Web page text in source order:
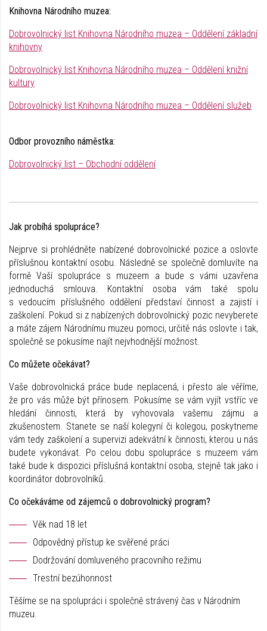
Knihovna Národního muzea:
Dobrovolnický list Knihovna Národního muzea – Oddělení základní
knihovny
Dobrovolnický list Knihovna Národního muzea – Oddělení knižní
kultury
Dobrovolnický list Knihovna Národního muzea – Oddělení služeb
Odbor provozního náměstka:
Dobrovolnický list – Obchodní oddělení
Jak probíhá spolupráce?
Nejprve si prohlédněte nabízené dobrovolnické pozice a oslovte
příslušnou kontaktní osobu. Následně se společně domluvíte na
formě Vaší spolupráce s muzeem a bude s vámi uzavřena
jednoduchá smlouva. Kontaktní osoba vám také spolu
s vedoucím příslušného oddělení představí činnost a zajistí i
zaškolení. Pokud si z nabízených dobrovolnický pozic nevyberete
a máte zájem Národnímu muzeu pomoci, určitě nás oslovte i tak,
společně se pokusíme najít nejvhodnější možnost.
Co můžete očekávat?
Vaše dobrovolnická práce bude neplacená, i přesto ale věříme,
že pro vás může být přínosem. Pokusíme se vám vyjít vstříc ve
hledání činnosti, která by vyhovovala vašemu zájmu a
zkušenostem. Stanete se naší kolegyní či kolegou, poskytneme
vám tedy zaškolení a supervizi adekvátní k činnosti, kterou u nás
budete vykonávat. Po celou dobu spolupráce s muzeem vám
také bude k dispozici příslušná kontaktní osoba, stejně tak jako i
koordinátor dobrovolníků.
Co očekáváme od zájemců o dobrovolnický program?
Věk nad 18 let
Odpovědný přístup ke svěřené práci
Dodržování domluveného pracovního režimu
Trestní bezúhonnost
Těšíme se na spolupráci i společně strávený čas v Národním
muzeu.